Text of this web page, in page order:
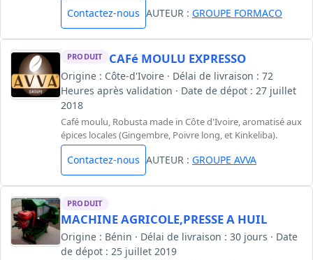
Contactez-nous AUTEUR : GROUPE FORMACO
PRODUIT CAFé MOULU EXPRESSO
Origine : Côte-d'Ivoire · Délai de livraison : 72
Heures après validation · Date de dépot : 27 juillet
2018
Café moulu, Robusta made in Côte d'Ivoire, aromatisé aux
épices locales (Gingembre, Poivre long, et Kinkeliba).
Contactez-nous AUTEUR : GROUPE AVVA
PRODUIT
MACHINE AGRICOLE,PRESSE A HUIL
Origine : Bénin · Délai de livraison : 30 jours · Date
de dépot : 25 juillet 2019